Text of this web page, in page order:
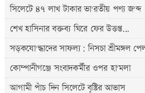
সিলেটে ৪৭ লাখ টাকার ভা'রতীয় পণ্য জ'ব্দ
শেখ হাসিনার বক্তব্য ঘিরে ফের উত্তপ্ত...
সড়কযো'দ্ধাদের সাফল্য: নিসচা শ্রীমঙ্গল
কোম্পানীগঞ্জে সংবাদকর্মীর ওপর হা'মলা
আগামী পাঁচ দিন সিলেটে বৃষ্টির আভাস